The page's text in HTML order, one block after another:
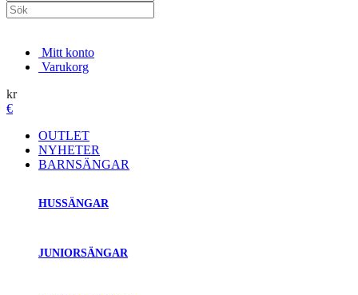
Mitt konto
Varukorg
kr
€
OUTLET
NYHETER
BARNSÄNGAR
HUSSÄNGAR
JUNIORSÄNGAR